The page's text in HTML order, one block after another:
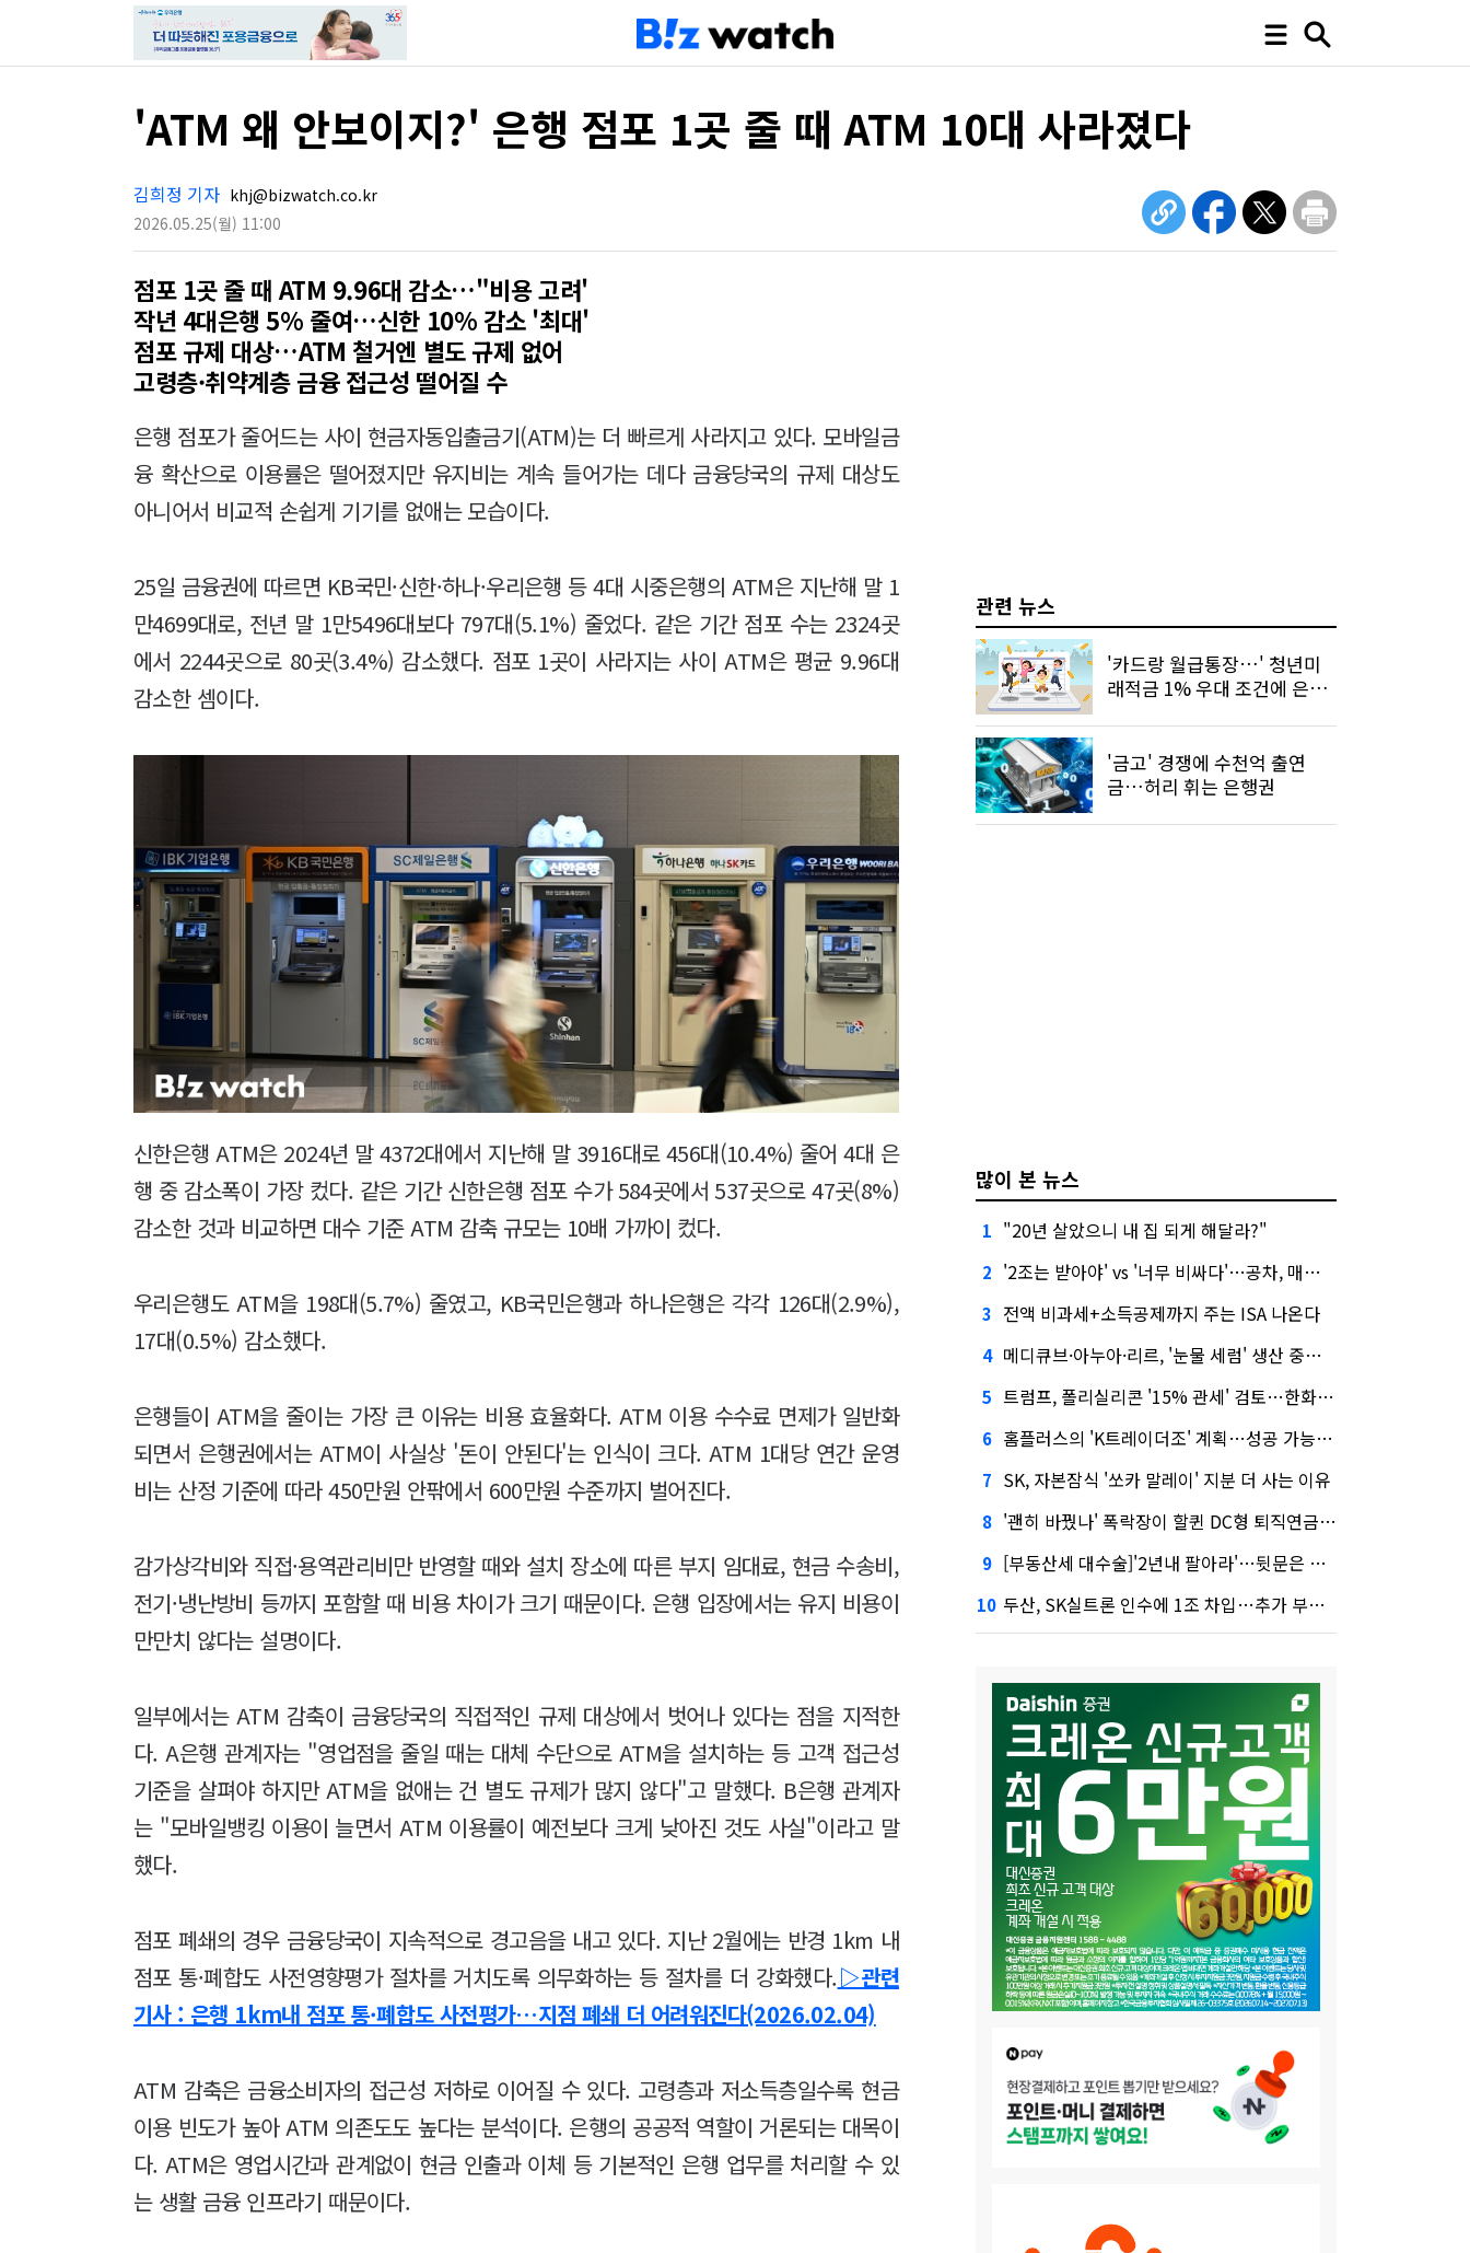
'ATM 왜 안보이지?' 은행 점포 1곳 줄 때 ATM 10대 사라졌다
김희정 기자 khj@bizwatch.co.kr
2026.05.25(월) 11:00
점포 1곳 줄 때 ATM 9.96대 감소…"비용 고려'
작년 4대은행 5% 줄여…신한 10% 감소 '최대'
점포 규제 대상…ATM 철거엔 별도 규제 없어
고령층·취약계층 금융 접근성 떨어질 수
은행 점포가 줄어드는 사이 현금자동입출금기(ATM)는 더 빠르게 사라지고 있다. 모바일금
융 확산으로 이용률은 떨어졌지만 유지비는 계속 들어가는 데다 금융당국의 규제 대상도
아니어서 비교적 손쉽게 기기를 없애는 모습이다.
25일 금융권에 따르면 KB국민·신한·하나·우리은행 등 4대 시중은행의 ATM은 지난해 말 1
만4699대로, 전년 말 1만5496대보다 797대(5.1%) 줄었다. 같은 기간 점포 수는 2324곳
에서 2244곳으로 80곳(3.4%) 감소했다. 점포 1곳이 사라지는 사이 ATM은 평균 9.96대
감소한 셈이다.
신한은행 ATM은 2024년 말 4372대에서 지난해 말 3916대로 456대(10.4%) 줄어 4대 은
행 중 감소폭이 가장 컸다. 같은 기간 신한은행 점포 수가 584곳에서 537곳으로 47곳(8%)
감소한 것과 비교하면 대수 기준 ATM 감축 규모는 10배 가까이 컸다.
우리은행도 ATM을 198대(5.7%) 줄였고, KB국민은행과 하나은행은 각각 126대(2.9%),
17대(0.5%) 감소했다.
은행들이 ATM을 줄이는 가장 큰 이유는 비용 효율화다. ATM 이용 수수료 면제가 일반화
되면서 은행권에서는 ATM이 사실상 '돈이 안된다'는 인식이 크다. ATM 1대당 연간 운영
비는 산정 기준에 따라 450만원 안팎에서 600만원 수준까지 벌어진다.
감가상각비와 직접·용역관리비만 반영할 때와 설치 장소에 따른 부지 임대료, 현금 수송비,
전기·냉난방비 등까지 포함할 때 비용 차이가 크기 때문이다. 은행 입장에서는 유지 비용이
만만치 않다는 설명이다.
일부에서는 ATM 감축이 금융당국의 직접적인 규제 대상에서 벗어나 있다는 점을 지적한
다. A은행 관계자는 "영업점을 줄일 때는 대체 수단으로 ATM을 설치하는 등 고객 접근성
기준을 살펴야 하지만 ATM을 없애는 건 별도 규제가 많지 않다"고 말했다. B은행 관계자
는 "모바일뱅킹 이용이 늘면서 ATM 이용률이 예전보다 크게 낮아진 것도 사실"이라고 말
했다.
점포 폐쇄의 경우 금융당국이 지속적으로 경고음을 내고 있다. 지난 2월에는 반경 1km 내
점포 통·폐합도 사전영향평가 절차를 거치도록 의무화하는 등 절차를 더 강화했다.▷관련
기사 : 은행 1km내 점포 통·폐합도 사전평가…지점 폐쇄 더 어려워진다(2026.02.04)
ATM 감축은 금융소비자의 접근성 저하로 이어질 수 있다. 고령층과 저소득층일수록 현금
이용 빈도가 높아 ATM 의존도도 높다는 분석이다. 은행의 공공적 역할이 거론되는 대목이
다. ATM은 영업시간과 관계없이 현금 인출과 이체 등 기본적인 은행 업무를 처리할 수 있
는 생활 금융 인프라기 때문이다.
관련 뉴스
'카드랑 월급통장…' 청년미
래적금 1% 우대 조건에 은행
'금고' 경쟁에 수천억 출연
금…허리 휘는 은행권
많이 본 뉴스
1 "20년 살았으니 내 집 되게 해달라?"
2 '2조는 받아야' vs '너무 비싸다'…공차, 매각 성공할까
3 전액 비과세+소득공제까지 주는 ISA 나온다
4 메디큐브·아누아·리르, '눈물 세럼' 생산 중단한다
5 트럼프, 폴리실리콘 '15% 관세' 검토…한화큐셀·OCI 영향은?
6 홈플러스의 'K트레이더조' 계획…성공 가능성은 '글쎄'
7 SK, 자본잠식 '쏘카 말레이' 지분 더 사는 이유
8 '괜히 바꿨나' 폭락장이 할퀸 DC형 퇴직연금…전문가 조언은
9 [부동산세 대수술]'2년내 팔아라'…뒷문은 열었다
10 두산, SK실트론 인수에 1조 차입…추가 부담은?